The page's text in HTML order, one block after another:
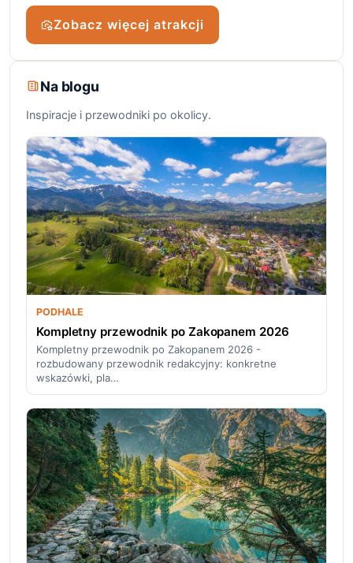
Zobacz więcej atrakcji
Na blogu
Inspiracje i przewodniki po okolicy.
PODHALE
Kompletny przewodnik po Zakopanem 2026
Kompletny przewodnik po Zakopanem 2026 -
rozbudowany przewodnik redakcyjny: konkretne
wskazówki, pla…